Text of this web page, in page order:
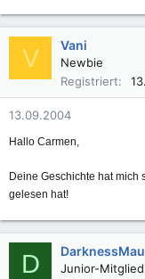
V Vani
Newbie
Registriert
13.09.2004
Hallo Carmen,
Deine Geschichte hat mich
gelesen hat!
D
Junior-Mitglied